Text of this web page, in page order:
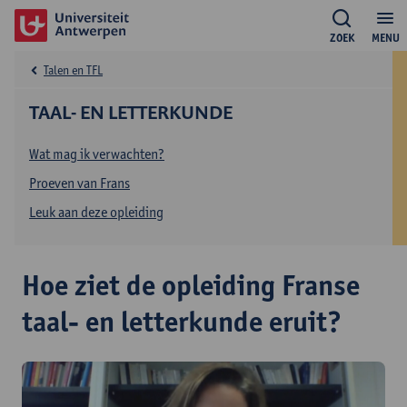
MENU
ZOEK
TAAL- EN LETTERKUNDE
Talen en TFL
Wat mag ik verwachten?
Proeven van Frans
Leuk aan deze opleiding
Hoe ziet de opleiding Franse
taal- en letterkunde eruit?